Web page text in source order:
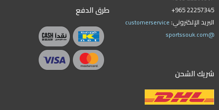
+965 22257345
البريد الإلكتروني: customerservice
@sportssouk.com
طرق الدفع
شريك الشحن